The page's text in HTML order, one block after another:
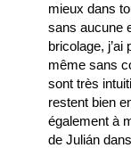
mieux dans
sans aucune
bricolage, j’ai
même sans
sont très
restent bien
également à
de Julián